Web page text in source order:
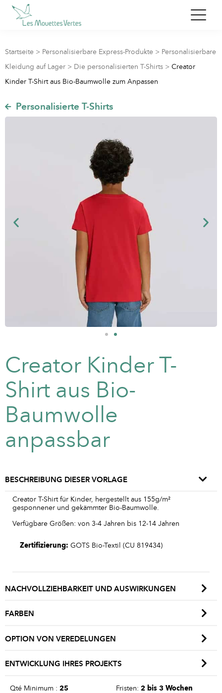
Startseite > Personalisierbare Express-Produkte > Personalisierbare
Kleidung auf Lager > Die personalisierten T-Shirts > Creator
Kinder T-Shirt aus Bio-Baumwolle zum Anpassen
Personalisierte T-Shirts
Creator Kinder T-
Shirt aus Bio-
Baumwolle
anpassbar
BESCHREIBUNG DIESER VORLAGE
Creator T-Shirt für Kinder, hergestellt aus 155g/m²
gesponnener und gekämmter Bio-Baumwolle.
Verfügbare Größen: von 3-4 Jahren bis 12-14 Jahren
Zertifizierung: GOTS Bio-Textil (CU 819434)
NACHVOLLZIEHBARKEIT UND AUSWIRKUNGEN
FARBEN
OPTION VON VEREDELUNGEN
ENTWICKLUNG IHRES PROJEKTS
Qté Minimum : 25 Fristen: 2 bis 3 Wochen